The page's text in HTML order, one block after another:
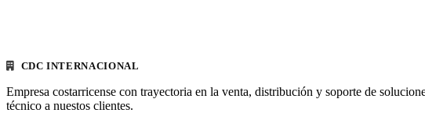
CDC INTERNACIONAL
Empresa costarricense con trayectoria en la venta, distribución y soporte de
técnico a nuestos clientes.